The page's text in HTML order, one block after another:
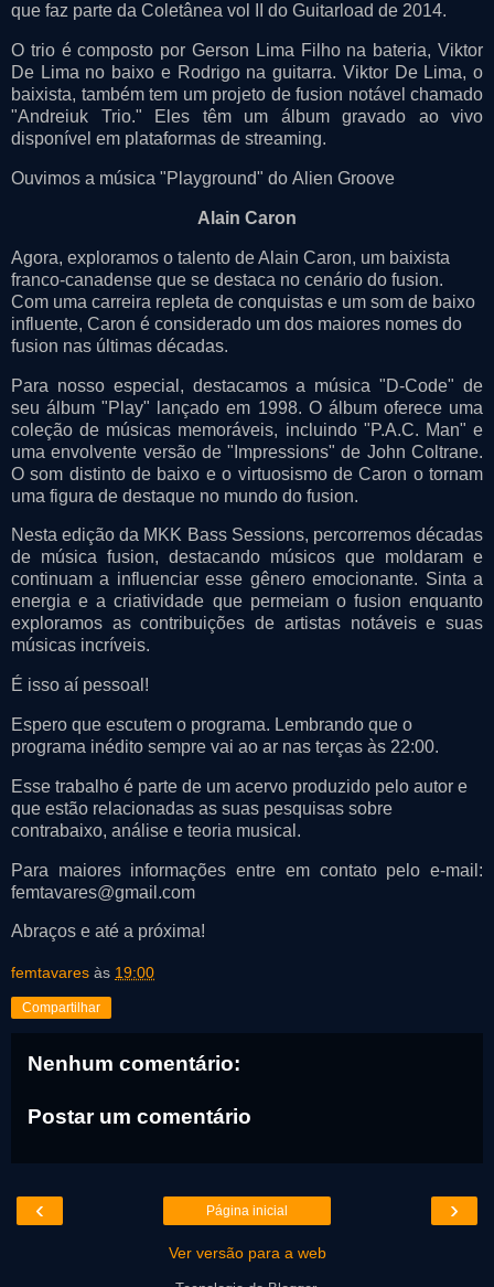
que faz parte da Coletânea vol II do Guitarload de 2014.
O trio é composto por Gerson Lima Filho na bateria, Viktor
De Lima no baixo e Rodrigo na guitarra. Viktor De Lima, o
baixista, também tem um projeto de fusion notável chamado
"Andreiuk Trio." Eles têm um álbum gravado ao vivo
disponível em plataformas de streaming.
Ouvimos a música "Playground" do Alien Groove
Alain Caron
Agora, exploramos o talento de Alain Caron, um baixista
franco-canadense que se destaca no cenário do fusion.
Com uma carreira repleta de conquistas e um som de baixo
influente, Caron é considerado um dos maiores nomes do
fusion nas últimas décadas.
Para nosso especial, destacamos a música "D-Code" de
seu álbum "Play" lançado em 1998. O álbum oferece uma
coleção de músicas memoráveis, incluindo "P.A.C. Man" e
uma envolvente versão de "Impressions" de John Coltrane.
O som distinto de baixo e o virtuosismo de Caron o tornam
uma figura de destaque no mundo do fusion.
Nesta edição da MKK Bass Sessions, percorremos décadas
de música fusion, destacando músicos que moldaram e
continuam a influenciar esse gênero emocionante. Sinta a
energia e a criatividade que permeiam o fusion enquanto
exploramos as contribuições de artistas notáveis e suas
músicas incríveis.
É isso aí pessoal!
Espero que escutem o programa. Lembrando que o
programa inédito sempre vai ao ar nas terças às 22:00.
Esse trabalho é parte de um acervo produzido pelo autor e
que estão relacionadas as suas pesquisas sobre
contrabaixo, análise e teoria musical.
Para maiores informações entre em contato pelo e-mail:
femtavares@gmail.com
Abraços e até a próxima!
femtavares às 19:00
Compartilhar
Nenhum comentário:
Postar um comentário
‹ ›
Página inicial
Ver versão para a web